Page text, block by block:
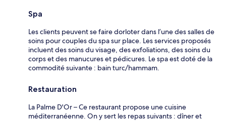
Spa
Les clients peuvent se faire dorloter dans l’une des salles de
soins pour couples du spa sur place. Les services proposés
incluent des soins du visage, des exfoliations, des soins du
corps et des manucures et pédicures. Le spa est doté de la
commodité suivante : bain turc/hammam.
Restauration
La Palme D'Or – Ce restaurant propose une cuisine
méditerranéenne. On y sert les repas suivants : dîner et